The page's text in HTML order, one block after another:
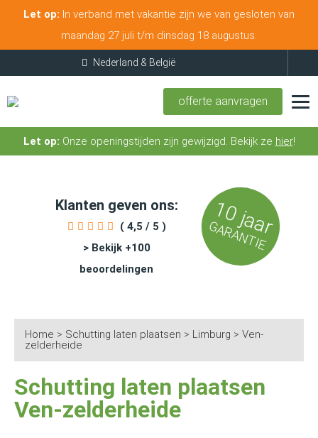
Let op: In verband met vakantie zijn we van gesloten van
maandag 27 juli t/m dinsdag 18 augustus.
offerte aanvragen
Let op: Onze openingstijden zijn gewijzigd. Bekijk ze hier!
Klanten geven ons:
( 4,5 / 5 )
> Bekijk +100
beoordelingen
10 jaar
GARANTIE
Home > Schutting laten plaatsen > Limburg > Ven-
zelderheide
Schutting laten plaatsen
Ven-zelderheide